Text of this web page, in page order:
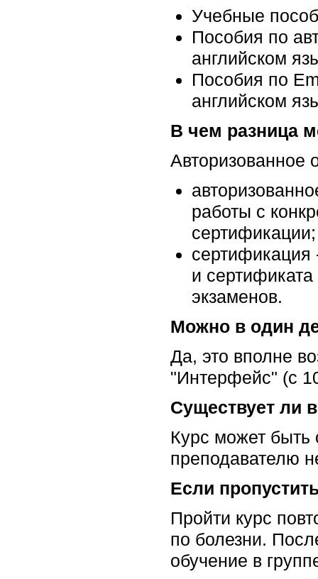
Учебные
Пособия по
английском
Пособия по
английском
В чем разница
Авторизованное
работы с
сертификации;
сертификация
и
экзаменов.
Можно в один
Да, это вполне
"Интерфейс" (с
Существует ли
Курс может быть
преподавателю
Если
Пройти курс
по болезни.
обучение в